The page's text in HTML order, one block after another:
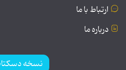
ارتباط با ما
درباره ما
نسخه